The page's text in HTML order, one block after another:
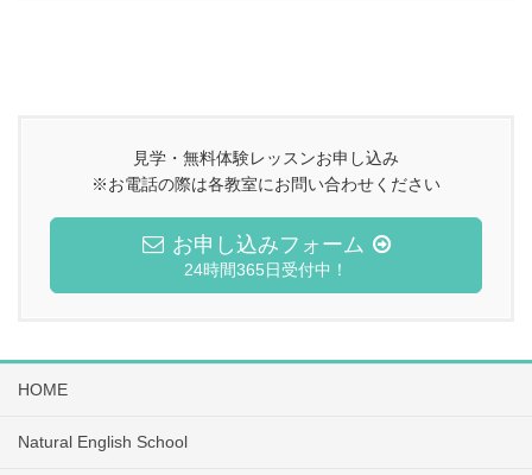
見学・無料体験レッスンお申し込み
※お電話の際は各教室にお問い合わせください
お申し込みフォーム
24時間365日受付中！
HOME
Natural English School